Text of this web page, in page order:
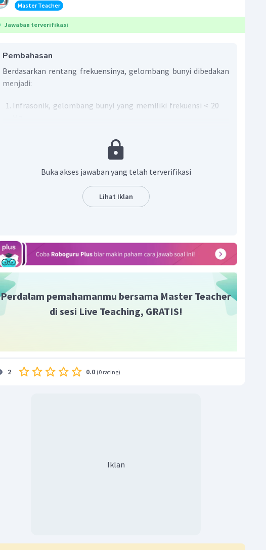
Master Teacher
Jawaban terverifikasi
Pembahasan
Berdasarkan rentang frekuensinya, gelombang bunyi dibedakan
menjadi:
Infrasonik, gelombang bunyi yang memiliki frekuensi < 20
antara 20--20.000 Hz. Frekuensi inilah yang dapat didengar
20.000 Hz. Hewan yang dapat mendengar gelombang bunyi
ini ialah anjing dan kelelawar.
Buka akses jawaban yang telah terverifikasi
Lihat Iklan
Perdalam pemahamanmu bersama Master Teacher
di sesi Live Teaching, GRATIS!
2 0.0 (0 rating)
Iklan